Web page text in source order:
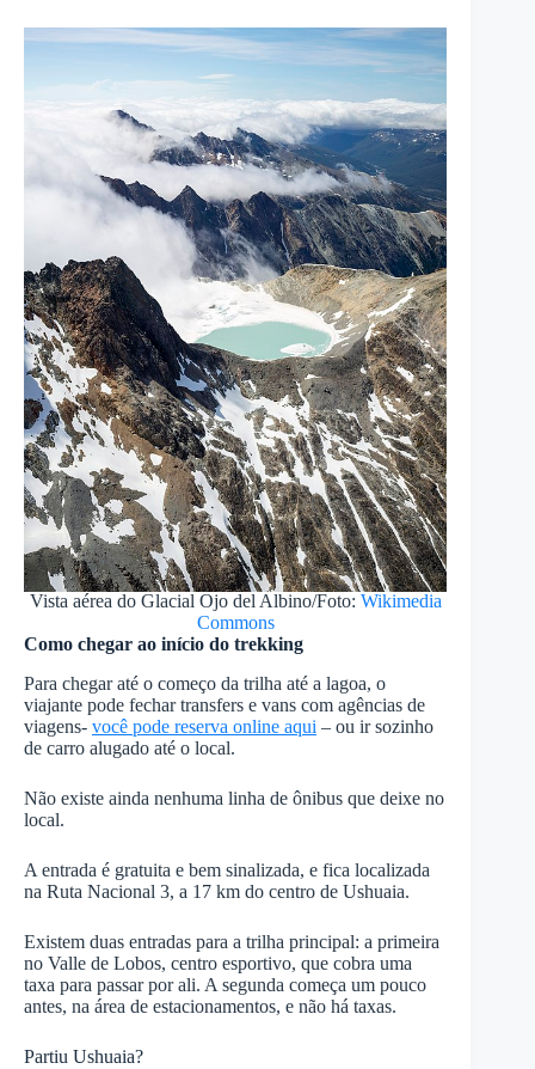
Vista aérea do Glacial Ojo del Albino/Foto: Wikimedia
Commons
Como chegar ao início do trekking
Para chegar até o começo da trilha até a lagoa, o
viajante pode fechar transfers e vans com agências de
viagens- você pode reserva online aqui – ou ir sozinho
de carro alugado até o local.
Não existe ainda nenhuma linha de ônibus que deixe no
local.
A entrada é gratuita e bem sinalizada, e fica localizada
na Ruta Nacional 3, a 17 km do centro de Ushuaia.
Existem duas entradas para a trilha principal: a primeira
no Valle de Lobos, centro esportivo, que cobra uma
taxa para passar por ali. A segunda começa um pouco
antes, na área de estacionamentos, e não há taxas.
Partiu Ushuaia?